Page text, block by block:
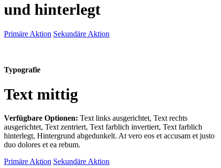
und hinterlegt
Primäre Aktion Sekundäre Aktion
Typografie
Text mittig
Verfügbare Optionen: Text links ausgerichtet, Text rechts
ausgerichtet, Text zentriert, Text farblich invertiert, Text farblich
hinterlegt, Hintergrund abgedunkelt. At vero eos et accusam et justo
duo dolores et ea rebum.
Primäre Aktion Sekundäre Aktion